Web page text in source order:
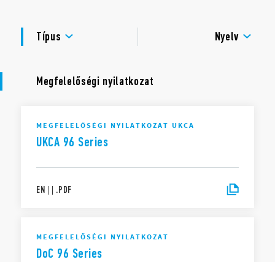
Környezeti hőmérséklet-tartomány (–40 … + 70)°C
TANÚSÍTVÁNYOK
Típus
Nyelv
Megfelelőségi nyilatkozat
MEGFELELŐSÉGI NYILATKOZAT UKCA
UKCA 96 Series
EN | | .PDF
MEGFELELŐSÉGI NYILATKOZAT
DoC 96 Series